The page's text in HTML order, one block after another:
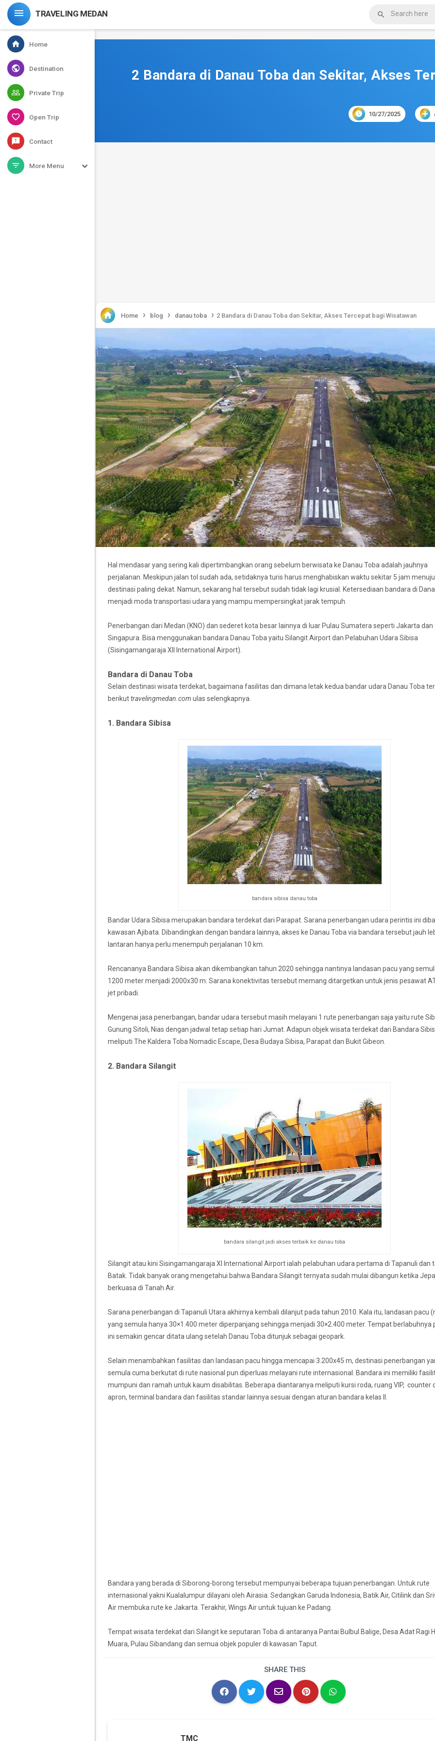
 TRAVELING MEDAN 
home Home
public Destination
people_outline Private Trip
favorite_border Open Trip
feedback Contact
filter_list More Menu
2 Bandara di Danau Toba dan Sekitar, Akses
 10/27/2025
 Home › blog › danau toba › 2 Bandara di Danau Toba dan Sekitar, Akses Tercepat bagi Wisatawan
Hal mendasar yang sering kali dipertimbangkan orang sebelum berwisata ke Danau Toba adalah jauhnya
perjalanan. Meskipun jalan tol sudah ada, setidaknya turis harus menghabiskan waktu sekitar 5 jam menuju
destinasi paling dekat. Namun, sekarang hal tersebut sudah tidak lagi krusial. Ketersediaan bandara di
menjadi moda transportasi udara yang mampu mempersingkat jarak tempuh.
Penerbangan dari Medan (KNO) dan sederet kota besar lainnya di luar Pulau Sumatera seperti Jakarta dan
Singapura. Bisa menggunakan bandara Danau Toba yaitu Silangit Airport dan Pelabuhan Udara Sibisa
(Sisingamangaraja XII International Airport).
Bandara di Danau Toba
Selain destinasi wisata terdekat, bagaimana fasilitas dan dimana letak kedua bandar udara Danau Toba
berikuttravelingmedan.com ulas selengkapnya.
1. Bandara Sibisa
bandara sibisa danau toba
Bandar Udara Sibisa merupakan bandara terdekat dari Parapat. Sarana penerbangan udara perintis ini
kawasan Ajibata. Dibandingkan dengan bandara lainnya, akses ke Danau Toba via bandara tersebut jauh
lantaran hanya perlu menempuh perjalanan 10 km.
Rencananya Bandara Sibisa akan dikembangkan tahun 2020 sehingga nantinya landasan pacu yang
1200 meter menjadi 2000x30 m. Sarana konektivitas tersebut memang ditargetkan untuk jenis pesawat
jet pribadi.
Mengenai jasa penerbangan, bandar udara tersebut masih melayani 1 rute penerbangan saja yaitu rute
Gunung Sitoli, Nias dengan jadwal tetap setiap hari Jumat. Adapun objek wisata terdekat dari Bandara
meliputi The Kaldera Toba Nomadic Escape, Desa Budaya Sibisa, Parapat dan Bukit Gibeon.
2. Bandara Silangit
bandara silangit jadi akses terbaik ke danau toba
Silangit atau kini Sisingamangaraja XI International Airport ialah pelabuhan udara pertama di Tapanuli dan
Batak. Tidak banyak orang mengetahui bahwa Bandara Silangit ternyata sudah mulai dibangun ketika
berkuasa di Tanah Air.
Sarana penerbangan di Tapanuli Utara akhirnya kembali dilanjut pada tahun 2010. Kala itu, landasan pacu
yang semula hanya 30×1.400 meter diperpanjang sehingga menjadi 30×2.400 meter. Tempat berlabuhnya
ini semakin gencar ditata ulang setelah Danau Toba ditunjuk sebagai geopark.
Selain menambahkan fasilitas dan landasan pacu hingga mencapai 3.200x45 m, destinasi penerbangan
semula cuma berkutat di rute nasional pun diperluas melayani rute internasional. Bandara ini memiliki
mumpuni dan ramah untuk kaum disabilitas. Beberapa diantaranya meliputi kursi roda, ruang VIP, counter
apron, terminal bandara dan fasilitas standar lainnya sesuai dengan aturan bandara kelas II.
Bandara yang berada di Siborong-borong tersebut mempunyai beberapa tujuan penerbangan. Untuk rute
internasional yakni Kualalumpur dilayani oleh Airasia. Sedangkan Garuda Indonesia, Batik Air, Citilink dan
Air membuka rute ke Jakarta. Terakhir, Wings Air untuk tujuan ke Padang.
Tempat wisata terdekat dari Silangit ke seputaran Toba di antaranya Pantai Bulbul Balige, Desa Adat Ragi
Muara, Pulau Sibandang dan semua objek populer di kawasan Taput.
SHARE THIS
TMC